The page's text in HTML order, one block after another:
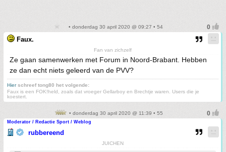
• donderdag 30 april 2020 @ 09:27 • 54
Faux.
Fan van zichzelf
Ze gaan samenwerken met Forum in Noord-Brabant. Hebben
ze dan echt niets geleerd van de PVV?
Hierschreef tong80 het volgende:
Faux is een FOK!held, zoals dat vroeger Gellarboy en Brechtje waren. Users die je
koestert.
• donderdag 30 april 2020 @ 11:39 • 55
Moderator / Redactie Sport / Weblog
rubbereend
JUICHEN